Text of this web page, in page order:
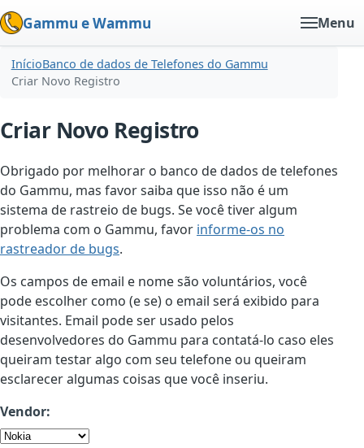
Gammu e Wammu Menu
InícioBanco de dados de Telefones do Gammu
Criar Novo Registro
Criar Novo Registro
Obrigado por melhorar o banco de dados de telefones
do Gammu, mas favor saiba que isso não é um
sistema de rastreio de bugs. Se você tiver algum
problema com o Gammu, favor informe-os no
rastreador de bugs.
Os campos de email e nome são voluntários, você
pode escolher como (e se) o email será exibido para
visitantes. Email pode ser usado pelos
desenvolvedores do Gammu para contatá-lo caso eles
queiram testar algo com seu telefone ou queiram
esclarecer algumas coisas que você inseriu.
Vendor: